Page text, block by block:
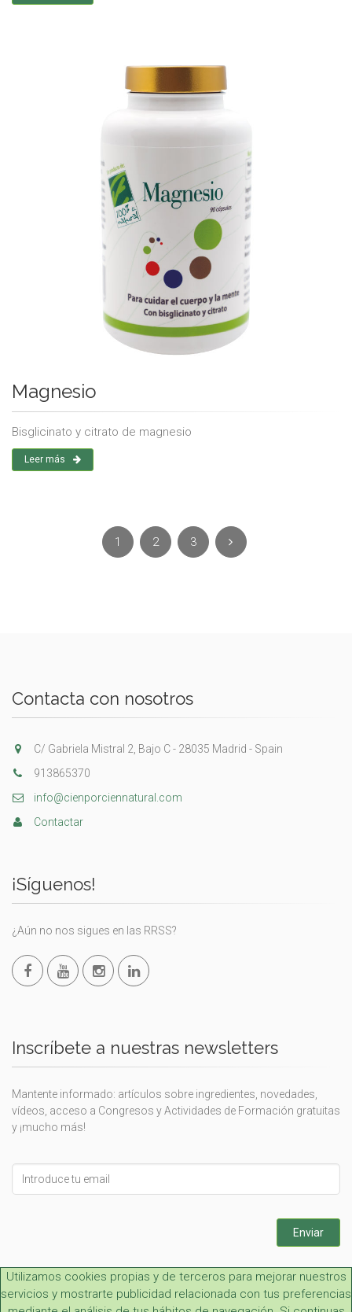
Magnesio
Bisglicinato y citrato de magnesio
Leer más
1 2 3
Contacta con nosotros
C/ Gabriela Mistral 2, Bajo C - 28035 Madrid - Spain
913865370
info@cienporciennatural.com
Contactar
¡Síguenos!
¿Aún no nos sigues en las RRSS?
Inscríbete a nuestras newsletters
Mantente informado: artículos sobre ingredientes, novedades,
vídeos, acceso a Congresos y Actividades de Formación gratuitas
y ¡mucho más!
this
field
Enviar
Utilizamos cookies propias y de terceros para mejorar nuestros
servicios y mostrarte publicidad relacionada con tus preferencias